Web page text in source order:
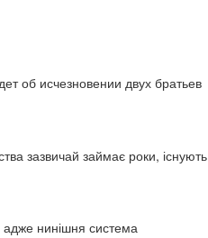
об исчезновении двух братьев
зазвичай займає роки, існують
адже нинішня система